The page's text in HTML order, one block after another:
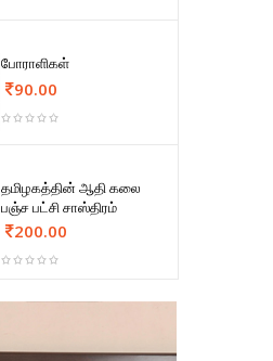
போராளிகள்
90.00
தமிழகத்தின் ஆதி கலை
பஞ்ச பட்சி சாஸ்திரம்
200.00